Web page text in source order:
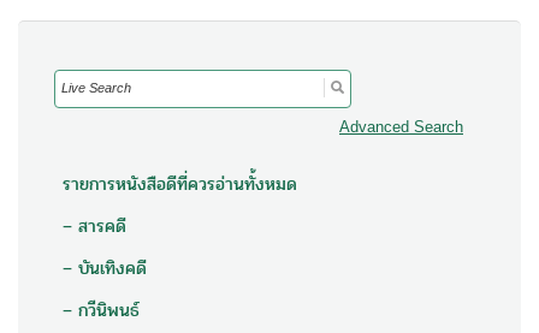
Search
for:
Advanced Search
รายการหนังสือดีที่ควรอ่านทั้งหมด
– สารคดี
– บันเทิงคดี
– กวีนิพนธ์